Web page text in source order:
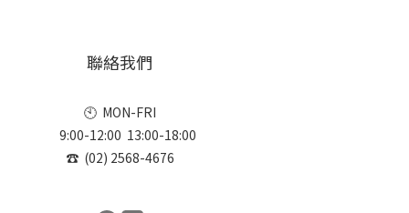
聯絡我們
🕙 MON-FRI
9:00-12:00 13:00-18:00
☎ (02) 2568-4676